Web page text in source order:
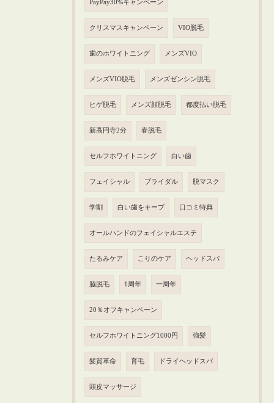
PayPay30%キャンペーン
クリスマスキャンペーン VIO脱毛
歯のホワイトニング メンズVIO
メンズVIO脱毛 メンズゼンシン脱毛
ヒゲ脱毛 メンズ顔脱毛 都度払い脱毛
新高円寺2分 春脱毛
セルフホワイトニング 白い歯
フェイシャル ブライダル 脱マスク
学割 白い歯をキープ 口コミ特典
オールハンドのフェイシャルエステ
たるみケア こりのケア ヘッドスパ
脇脱毛 1周年 一周年
20％オフキャンペーン
セルフホワイトニング1000円 強髪
髪質革命 育毛 ドライヘッドスパ
頭皮マッサージ